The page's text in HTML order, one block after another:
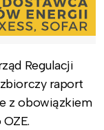
Regulacji
raport
z obowiązkiem